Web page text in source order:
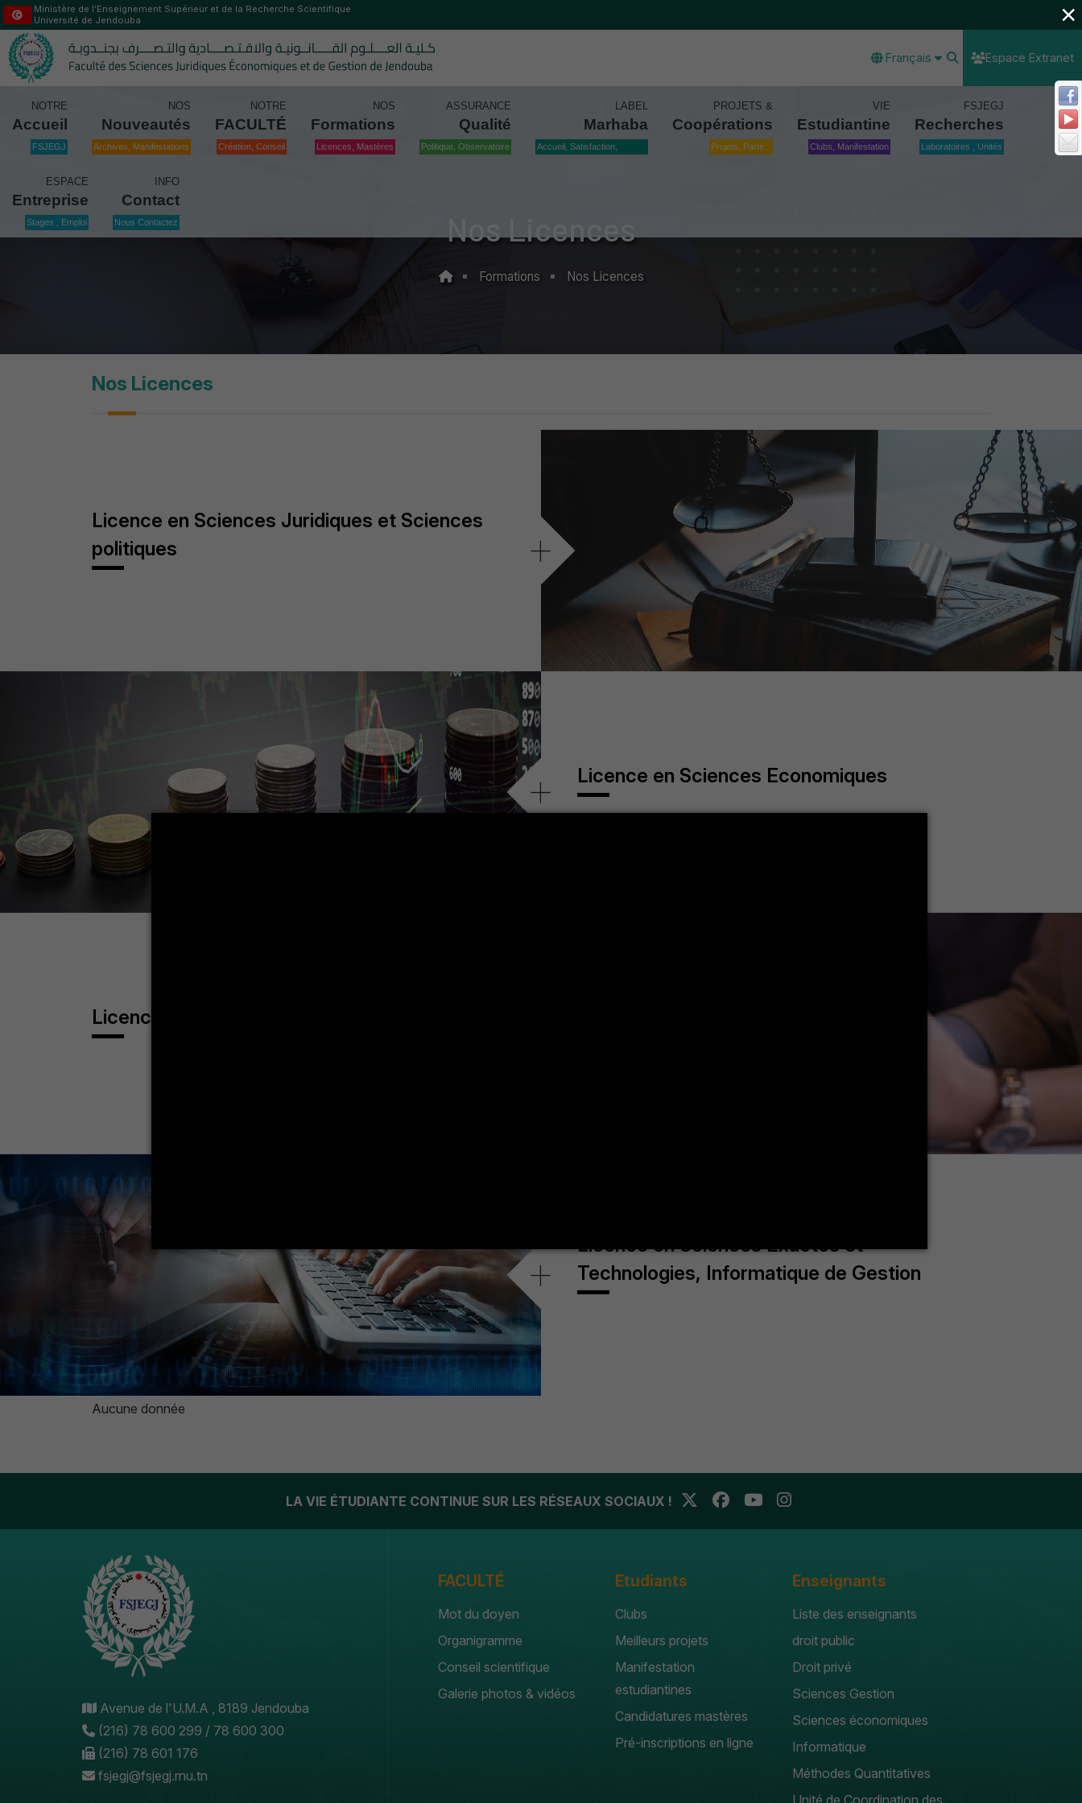
Ministère de l’Enseignement Supérieur et de la Recherche Scientifique
Université de Jendouba
Français Espace Extranet
NOTRE
Accueil
FSJEGJ
NOS
Nouveautés
Archives, Manifestations
NOTRE
FACULTÉ
Création, Conseil
NOS
Formations
Licences, Mastères
ASSURANCE
Qualité
Politique, Observatoire
LABEL
Marhaba
Accueil, Satisfaction,
PROJETS &
Coopérations
Projets, Parte...
VIE
Estudiantine
Clubs, Manifestation
FSJEGJ
Recherches
Laboratoires , Unités
ESPACE
Entreprise
Stages , Emploi
INFO
Contact
Nous Contactez Nos Licences
Formations Nos Licences
Nos Licences
Licence en Sciences Juridiques et Sciences
politiques
+
Licence en Sciences Economiques
+
Licence en Sciences de Gestion
Licence en Sciences Exactes et
Technologies, Informatique de Gestion
+
Aucune donnée
LA VIE ÉTUDIANTE CONTINUE SUR LES RÉSEAUX SOCIAUX !
Avenue de l'U.M.A , 8189 Jendouba
(216) 78 600 299 / 78 600 300
(216) 78 601 176
fsjegj@fsjegj.rnu.tn
FACULTÉ
Mot du doyen
Organigramme
Conseil scientifique
Galerie photos & vidéos
Etudiants
Clubs
Meilleurs projets
Manifestation
estudiantines
Candidatures mastères
Pré-inscriptions en ligne
Enseignants
Liste des enseignants
droit public
Droit privé
Sciences Gestion
Sciences économiques
Informatique
Méthodes Quantitatives
Unité de Coordination des
×